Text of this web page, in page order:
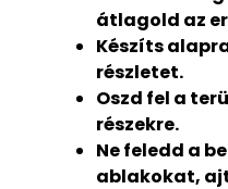
átlagold az
Készíts
részletet.
Oszd fel a
részekre.
Ne feledd a
ablakokat,